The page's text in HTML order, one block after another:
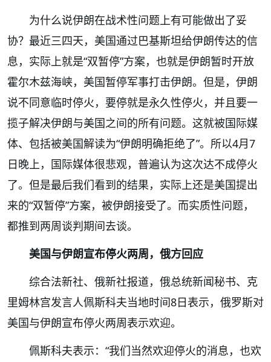
为什么说伊朗在战术性问题上有可能做出了妥
协？最近三四天，美国通过巴基斯坦给伊朗传达的信
息，实际上就是“双暂停”方案，也就是伊朗暂时开放
霍尔木兹海峡，美国暂停军事打击伊朗。但是，伊朗
说不同意临时停火，要停就是永久性停火，并且要一
揽子解决伊朗与美国之间的所有问题。这就被国际媒
体、包括被美国解读为“伊朗明确拒绝了”。所以4月7
日晚上，国际媒体很悲观，普遍认为这次达不成停火
了。但是最后我们看到的结果，实际上还是美国提出
来的“双暂停”方案，被伊朗接受了。而实质性问题，
都推到两周谈判期间去谈。
美国与伊朗宣布停火两周，俄方回应
综合法新社、俄新社报道，俄总统新闻秘书、克
里姆林宫发言人佩斯科夫当地时间8日表示，俄罗斯对
美国与伊朗宣布停火两周表示欢迎。
佩斯科夫表示：“我们当然欢迎停火的消息，也欢